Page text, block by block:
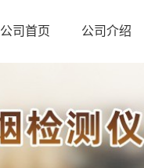
公司首页 公司介绍